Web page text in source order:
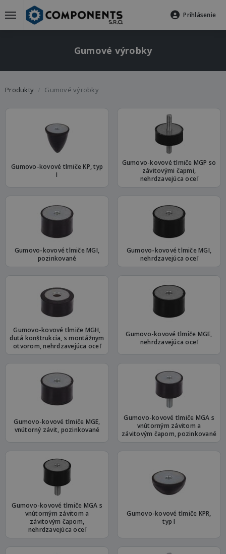
Prihlásenie
Gumové výrobky
Produkty Gumové výrobky
Gumovo-kovové tlmiče KP, typ
I
Gumovo-kovové tlmiče MGP so
závitovými čapmi,
nehrdzavejúca oceľ
Gumovo-kovové tlmiče MGI,
pozinkované
Gumovo-kovové tlmiče MGI,
nehrdzavejúca oceľ
Gumovo-kovové tlmiče MGH,
dutá konštrukcia, s montážnym
otvorom, nehrdzavejúca oceľ
Gumovo-kovové tlmiče MGE,
nehrdzavejúca oceľ
Gumovo-kovové tlmiče MGE,
vnútorný závit, pozinkované
Gumovo-kovové tlmiče MGA s
vnútorným závitom a
závitovým čapom, pozinkované
Gumovo-kovové tlmiče MGA s
vnútorným závitom a
závitovým čapom,
nehrdzavejúca oceľ
Gumovo-kovové tlmiče KPR,
typ I